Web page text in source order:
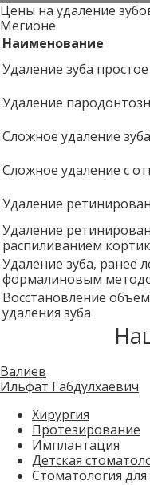
Цены на удаление
Мегионе
Наименование
Удаление зуба
Удаление
Сложное удаление зуба
Сложное удаление с
Удаление
Удаление
распиливанием
Удаление зуба, ранее
формалиновым
Восстановление
удаления зуба
Валиев
Ильфат Габдулхаевич
Хирургия
Протезирование
Имплантация
Детская
Стоматология